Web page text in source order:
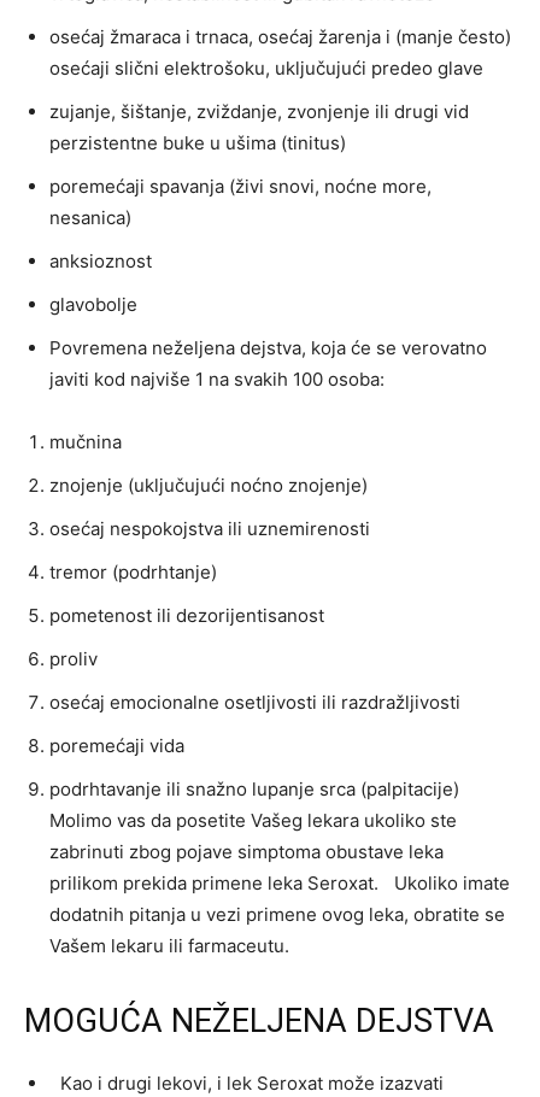
osećaj žmaraca i trnaca, osećaj žarenja i (manje često)
osećaji slični elektrošoku, uključujući predeo glave
zujanje, šištanje, zviždanje, zvonjenje ili drugi vid
perzistentne buke u ušima (tinitus)
poremećaji spavanja (živi snovi, noćne more,
nesanica)
anksioznost
glavobolje
Povremena neželjena dejstva, koja će se verovatno
javiti kod najviše 1 na svakih 100 osoba:
mučnina
znojenje (uključujući noćno znojenje)
osećaj nespokojstva ili uznemirenosti
tremor (podrhtanje)
pometenost ili dezorijentisanost
proliv
osećaj emocionalne osetljivosti ili razdražljivosti
poremećaji vida
podrhtavanje ili snažno lupanje srca (palpitacije)
Molimo vas da posetite Vašeg lekara ukoliko ste
zabrinuti zbog pojave simptoma obustave leka
prilikom prekida primene leka Seroxat. Ukoliko imate
dodatnih pitanja u vezi primene ovog leka, obratite se
Vašem lekaru ili farmaceutu.
MOGUĆA NEŽELJENA DEJSTVA
Kao i drugi lekovi, i lek Seroxat može izazvati